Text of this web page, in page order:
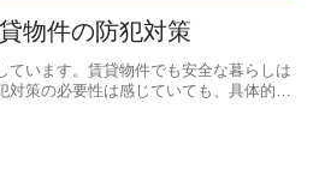
物件の防犯対策
ています。賃貸物件でも安全な暮らしは
策の必要性は感じていても、具体的な
いる方も多いでしょう。そこで、この記
られる